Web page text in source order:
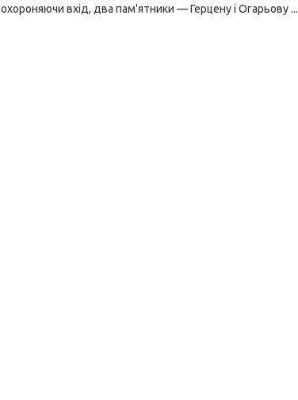
охороняючи вхід, два пам'ятники — Герцену і Огарьову ...